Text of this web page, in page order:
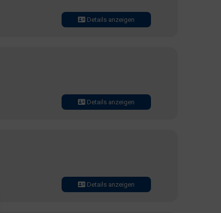
Details anzeigen
Details anzeigen
Details anzeigen